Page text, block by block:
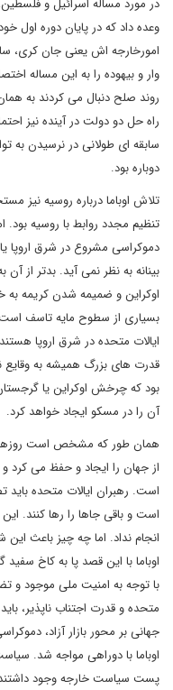
در مورد مساله اسرائیل و
وعده داد که در پایان دوره اول
امورخارجه اش یعنی جان کری،
وار و بیهوده را به این مساله
روند صلح دنبال می کردند به
راه حل دو دولت در آینده نیز
سابقه ای طولانی در نرسیدن به
دوباره بود.
تلاش اوباما درباره روسیه نیز
تنظیم مجدد روابط با روسیه بود.
دموکراسی مشروع در شرق اروپا
بینانه به نظر نمی آید. بدتر از
اوکراین و ضمیمه شدن کریمه
بسیاری از سطوح مایه تاسف است
ایالات متحده در شرق اروپا
قدرت های بزرگ همیشه به
بود که چرخش اوکراین یا
آن را در مسکو ایجاد خواهد کرد.
همان طور که مشخص است
از جهان را ایجاد و حفظ می کرد و
است. رهبران ایالات متحده
است و باقی جاها را رها کنند.
انجام نداد. اما چه چیز باعث
اوباما با این قصد پا به کاخ
با توجه به امنیت ملی موجود و
متحده و قدرت اجتناب ناپذیر،
جهانی بر محور بازار آزاد،
اوباما با دوراهی مواجه شد.
پست سیاست خارجه وجود داشتند